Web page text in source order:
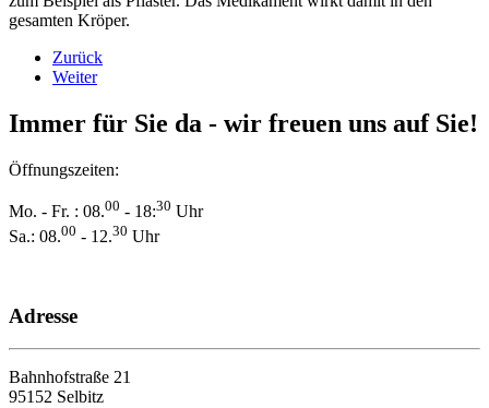
gesamten Kröper.
Zurück
Weiter
Immer für Sie da - wir freuen uns auf Sie!
Öffnungszeiten:
Mo. - Fr. : 08.00 - 18:30 Uhr
Sa.: 08.00 - 12.30 Uhr
Adresse
Bahnhofstraße 21
95152 Selbitz